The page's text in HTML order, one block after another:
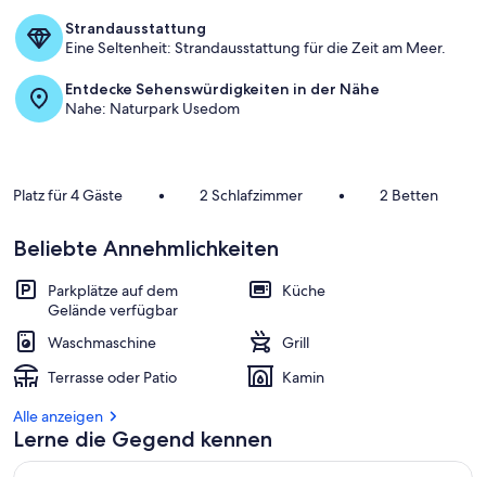
Außendetails
Strandausstattung
Eine Seltenheit: Strandausstattung für die Zeit am Meer.
Entdecke Sehenswürdigkeiten in der Nähe
Nahe: Naturpark Usedom
Platz für 4 Gäste • 2 Schlafzimmer • 2 Betten
Beliebte Annehmlichkeiten
Parkplätze auf dem
Gelände verfügbar
Küche
Waschmaschine
Grill
Terrasse oder Patio
Kamin
Alle anzeigen
Lerne die Gegend kennen